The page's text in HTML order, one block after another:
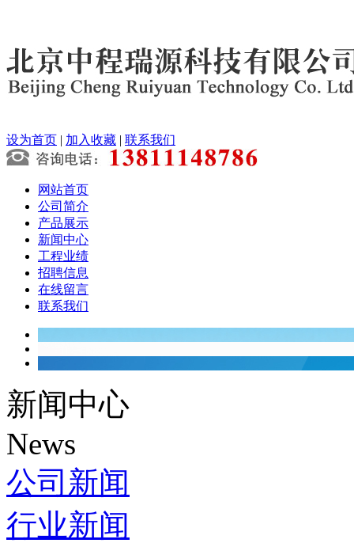
设为首页 | 加入收藏 | 联系我们
网站首页
公司简介
产品展示
新闻中心
工程业绩
招聘信息
在线留言
联系我们
新闻中心
News
公司新闻
行业新闻